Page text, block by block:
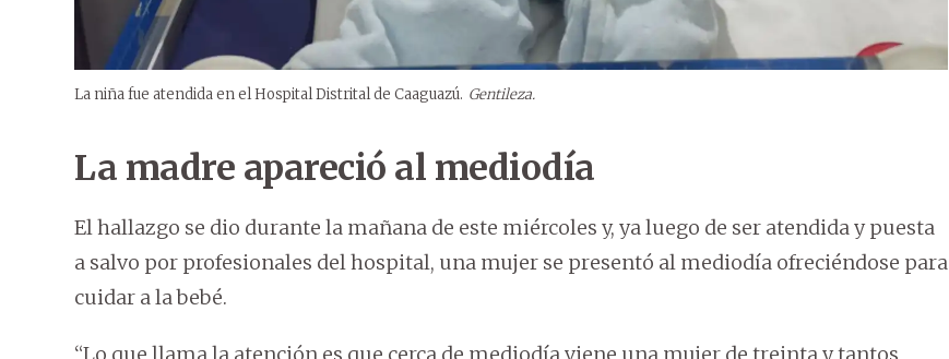
La niña fue atendida en el Hospital Distrital de Caaguazú. Gentileza.
La madre apareció al mediodía
El hallazgo se dio durante la mañana de este miércoles y, ya luego de ser atendida y puesta
a salvo por profesionales del hospital, una mujer se presentó al mediodía ofreciéndose para
cuidar a la bebé.